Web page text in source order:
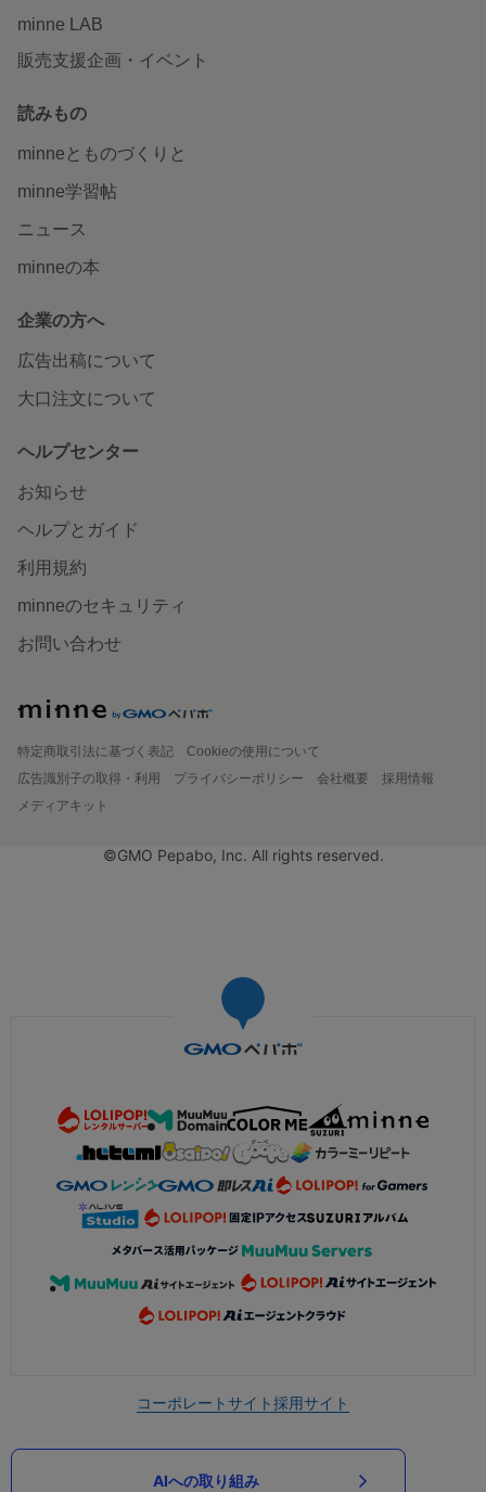
minne LAB
販売支援企画・イベント
読みもの
minneとものづくりと
minne学習帖
ニュース
minneの本
企業の方へ
広告出稿について
大口注文について
ヘルプセンター
お知らせ
ヘルプとガイド
利用規約
minneのセキュリティ
お問い合わせ
特定商取引法に基づく表記
Cookieの使用について
広告識別子の取得・利用
プライバシーポリシー 会社概要
採用情報
メディアキット
©GMO Pepabo, Inc. All rights reserved.
コーポレートサイト採用サイト
AIへの取り組み